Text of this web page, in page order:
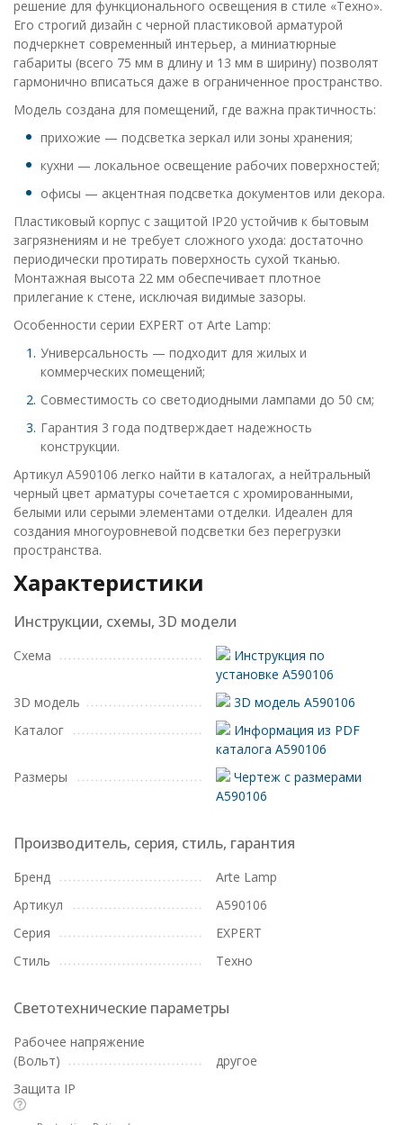
решение для функционального освещения в стиле «Техно».
Его строгий дизайн с черной пластиковой арматурой
подчеркнет современный интерьер, а миниатюрные
габариты (всего 75 мм в длину и 13 мм в ширину) позволят
гармонично вписаться даже в ограниченное пространство.
Модель создана для помещений, где важна практичность:
прихожие — подсветка зеркал или зоны хранения;
кухни — локальное освещение рабочих поверхностей;
офисы — акцентная подсветка документов или декора.
Пластиковый корпус с защитой IP20 устойчив к бытовым
загрязнениям и не требует сложного ухода: достаточно
периодически протирать поверхность сухой тканью.
Монтажная высота 22 мм обеспечивает плотное
прилегание к стене, исключая видимые зазоры.
Особенности серии EXPERT от Arte Lamp:
Универсальность — подходит для жилых и
коммерческих помещений;
Совместимость со светодиодными лампами до 50 см;
Гарантия 3 года подтверждает надежность
конструкции.
Артикул A590106 легко найти в каталогах, а нейтральный
черный цвет арматуры сочетается с хромированными,
белыми или серыми элементами отделки. Идеален для
создания многоуровневой подсветки без перегрузки
пространства.
Характеристики
Инструкции, схемы, 3D модели
Схема
Инструкция по
установке A590106
3D модель
3D модель A590106
Каталог
Информация из PDF
каталога A590106
Размеры
Чертеж с размерами
A590106
Производитель, серия, стиль, гарантия
Бренд
Arte Lamp
Артикул
A590106
Серия
EXPERT
Стиль
Техно
Светотехнические параметры
Рабочее напряжение
(Вольт)
другое
Защита IP